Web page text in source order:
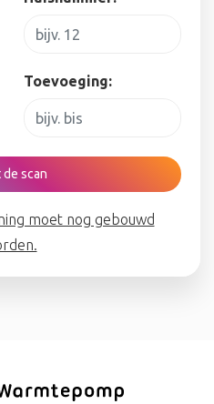
Toevoeging:
de scan
moet nog gebouwd